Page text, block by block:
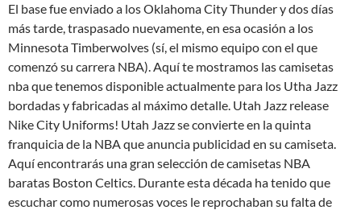
El base fue enviado a los Oklahoma City Thunder y dos días
más tarde, traspasado nuevamente, en esa ocasión a los
Minnesota Timberwolves (sí, el mismo equipo con el que
comenzó su carrera NBA). Aquí te mostramos las camisetas
nba que tenemos disponible actualmente para los Utha Jazz
bordadas y fabricadas al máximo detalle. Utah Jazz release
Nike City Uniforms! Utah Jazz se convierte en la quinta
franquicia de la NBA que anuncia publicidad en su camiseta.
Aquí encontrarás una gran selección de camisetas NBA
baratas Boston Celtics. Durante esta década ha tenido que
escuchar como numerosas voces le reprochaban su falta de